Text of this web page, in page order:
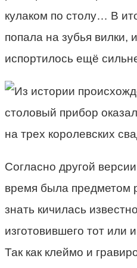
кулаком по столу… В
попала на зубья вилки,
испортилось ещё
Согласно другой
время была предметом
знать кичилась
изготовившего тот или
Так как клеймо и